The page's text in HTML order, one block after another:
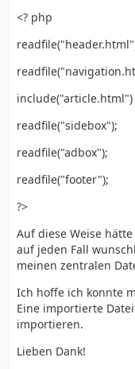
<? php
readfile("sidebox");
readfile("adbox");
readfile("footer");
?>
Auf diese Weise
auf jeden Fall
meinen zentralen
Ich hoffe ich konnte
Eine importierte
importieren.
Lieben Dank!